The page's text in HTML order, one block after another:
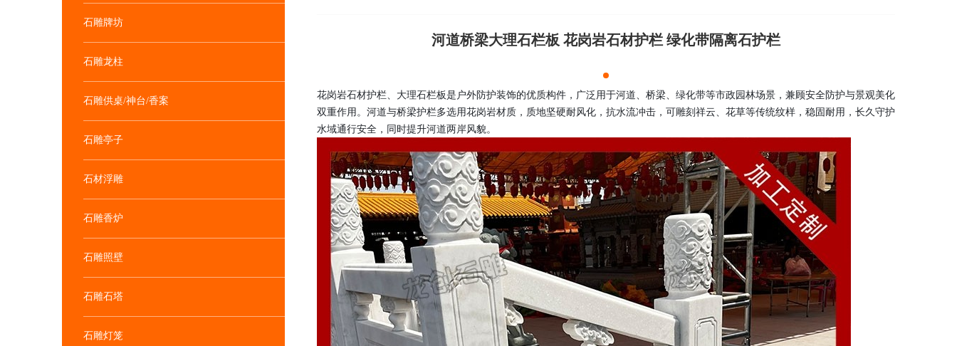
石雕牌坊
石雕龙柱
石雕供桌/神台/香案
石雕亭子
石材浮雕
石雕香炉
石雕照壁
石雕石塔
石雕灯笼
河道桥梁大理石栏板 花岗岩石材护栏 绿化带隔离石护栏
花岗岩石材护栏、大理石栏板是户外防护装饰的优质构件，广泛用于河道、桥梁、绿化带等市政园林场景，兼顾安全防护与景观美化
双重作用。河道与桥梁护栏多选用花岗岩材质，质地坚硬耐风化，抗水流冲击，可雕刻祥云、花草等传统纹样，稳固耐用，长久守护
水域通行安全，同时提升河道两岸风貌。